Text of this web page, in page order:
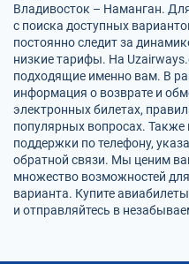
Владивосток – Наманган.
с поиска доступных
постоянно следит за
низкие тарифы. На
подходящие именно вам. В
информация о возврате и
электронных билетах,
популярных вопросах.
поддержки по телефону,
обратной связи. Мы ценим
множество возможностей
варианта. Купите
и отправляйтесь в